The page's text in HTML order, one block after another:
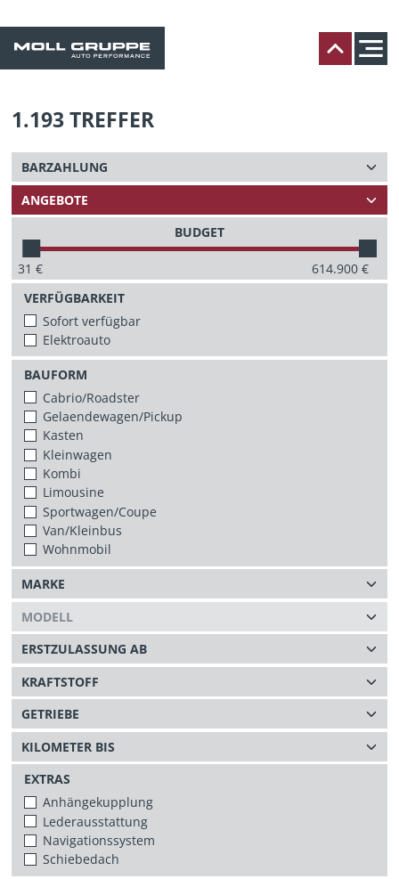
1.193TREFFER
BUDGET
31 € 614.900€
VERFÜGBARKEIT
Sofort verfügbar
Elektroauto
BAUFORM
Cabrio/Roadster
Gelaendewagen/Pickup
Kasten
Kleinwagen
Kombi
Limousine
Sportwagen/Coupe
Van/Kleinbus
Wohnmobil
EXTRAS
Anhängekupplung
Lederausstattung
Navigationssystem
Schiebedach